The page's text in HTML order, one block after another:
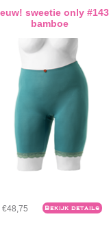
sweetie only #143
bamboe
€48,75 Bekijk details